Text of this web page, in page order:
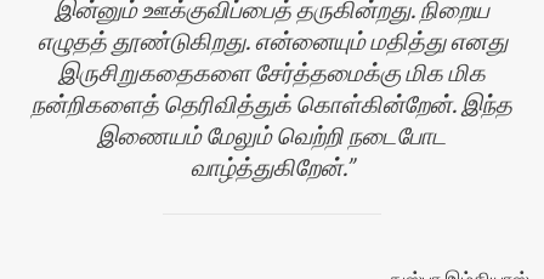
இன்னும் ஊக்குவிப்பைத் தருகின்றது. நிறைய
எழுதத் தூண்டுகிறது. என்னையும் மதித்து எனது
இருசிறுகதைகளை சேர்த்தமைக்கு மிக மிக
நன்றிகளைத் தெரிவித்துக் கொள்கின்றேன். இந்த
இணையம் மேலும் வெற்றி நடைபோட
வாழ்த்துகிறேன்.